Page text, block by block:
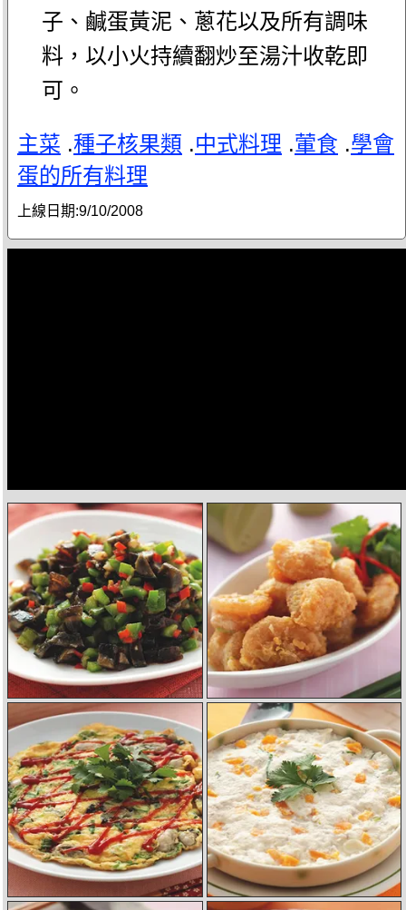
子、鹹蛋黃泥、蔥花以及所有調味
料，以小火持續翻炒至湯汁收乾即
可。
主菜 .種子核果類 .中式料理 .葷食 .學會
蛋的所有料理
上線日期:9/10/2008